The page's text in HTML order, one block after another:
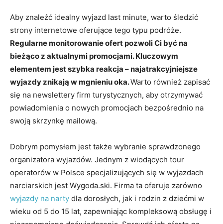
Aby znaleźć idealny wyjazd last minute, warto śledzić
strony internetowe oferujące tego typu podróże.
Regularne monitorowanie ofert pozwoli Ci być na
bieżąco z aktualnymi promocjami. Kluczowym
elementem jest szybka reakcja – najatrakcyjniejsze
wyjazdy znikają w mgnieniu oka.Warto również zapisać
się na newslettery firm turystycznych, aby otrzymywać
powiadomienia o nowych promocjach bezpośrednio na
swoją skrzynkę mailową.
Dobrym pomysłem jest także wybranie sprawdzonego
organizatora wyjazdów. Jednym z wiodących tour
operatorów w Polsce specjalizujących się w wyjazdach
narciarskich jest Wygoda.ski. Firma ta oferuje zarówno
wyjazdy na narty dla dorosłych, jak i rodzin z dziećmi w
wieku od 5 do 15 lat, zapewniając kompleksową obsługę i